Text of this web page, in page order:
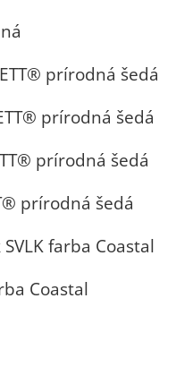
prírodná šedá
prírodná šedá
prírodná šedá
prírodná šedá
farba Coastal
Coastal